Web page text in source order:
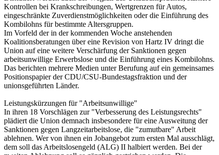
Kontrollen bei Krankschreibungen, Wertgrenzen für Autos,
eingeschränkte Zuverdienstmöglichkeiten oder die Einführung des
Kombilohns für bestimmte Altersgruppen.
Im Vorfeld der in der kommenden Woche anstehenden
Koalitionsberatungen über eine Revision von Hartz IV dringt die
Union auf eine weitere Verschärfung der Sanktionen gegen
arbeitsunwillige Erwerbslose und die Einführung eines Kombilohns.
Das berichten mehrere Medien unter Berufung auf ein gemeinsames
Positionspapier der CDU/CSU-Bundestagsfraktion und der
unionsgeführten Länder.
Leistungskürzungen für "Arbeitsunwillige"
In ihren 18 Vorschlägen zur "Verbesserung des Leistungsrechts"
plädiert die Union demnach insbesondere für eine Ausweitung der
Sanktionen gegen Langzeitarbeitslose, die "zumutbare" Arbeit
ablehnen. Wer von ihnen ein Jobangebot zum ersten Mal ausschlägt,
dem soll das Arbeitslosengeld (ALG) II halbiert werden. Bei der